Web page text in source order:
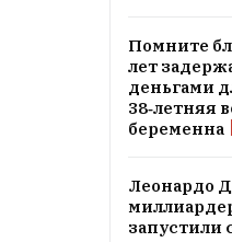
Помните
лет
деньгами
38‑летняя
беременна
Леонардо
запустили